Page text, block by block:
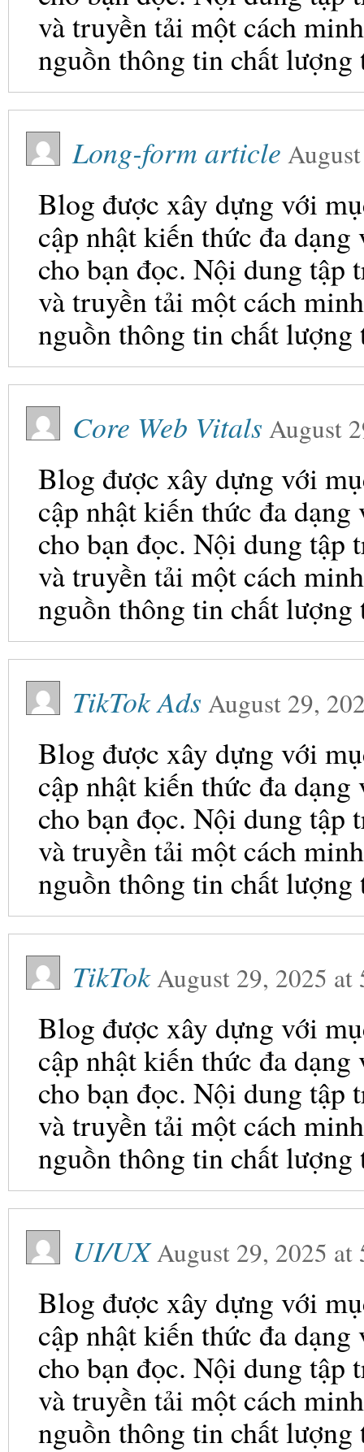
và truyền tải một cách
nguồn thông tin chất
Long-form article
Blog được xây dựng với
cập nhật kiến thức đa
cho bạn đọc. Nội dung tập
và truyền tải một cách
nguồn thông tin chất
Core Web Vitals August
Blog được xây dựng với
cập nhật kiến thức đa
cho bạn đọc. Nội dung tập
và truyền tải một cách
nguồn thông tin chất
TikTok Ads August 29,
Blog được xây dựng với
cập nhật kiến thức đa
cho bạn đọc. Nội dung tập
và truyền tải một cách
nguồn thông tin chất
TikTokAugust 29, 2025 at
Blog được xây dựng với
cập nhật kiến thức đa
cho bạn đọc. Nội dung tập
và truyền tải một cách
nguồn thông tin chất
UI/UXAugust 29, 2025 at
Blog được xây dựng với
cập nhật kiến thức đa
cho bạn đọc. Nội dung tập
và truyền tải một cách
nguồn thông tin chất